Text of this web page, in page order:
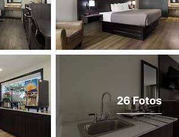
26 Fotos